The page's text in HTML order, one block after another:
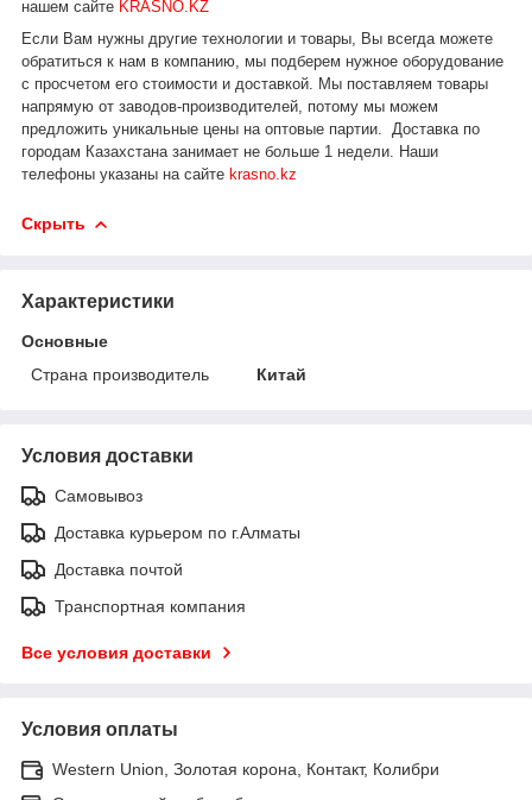
нашем сайте KRASNO.KZ
Если Вам нужны другие технологии и товары, Вы всегда можете
обратиться к нам в компанию, мы подберем нужное оборудование
с просчетом его стоимости и доставкой.
Мы поставляем товары
напрямую от заводов-производителей, потому мы можем
предложить уникальные цены на оптовые партии. Доставка по
городам Казахстана занимает не больше 1 недели.
Наши
телефоны указаны на сайте krasno.kz
Скрыть
Характеристики
Основные
Страна производитель
Китай
Условия доставки
Самовывоз
Доставка курьером по г.Алматы
Доставка почтой
Транспортная компания
Все условия доставки
Условия оплаты
Western Union, Золотая корона, Контакт, Колибри